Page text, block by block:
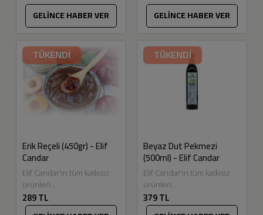
Dalından topladığımız
kayısılarımızla hazırladığımız
reçel ve marmelatlarımızın
umarız...
GELİNCE HABER VER
yapmak bizim en keyif
aldığımız üretimlerden.
Meyvelerin seçiminden
tekniklerine...
GELİNCE HABER VER
TÜKENDİ
Erik Reçeli (450gr) - Elif
Candar
Elif Candar'ın tüm katkısız
ürünleri
Eskitadında.com'da.
Dalından topladığımız ilaçsız
289 TL
TÜKENDİ
Beyaz Dut Pekmezi
(500ml) - Elif Candar
Elif Candar'ın tüm katkısız
ürünleri
Eskitadında.com'da. Beyaz
dut meyvesinin şırası
379 TL